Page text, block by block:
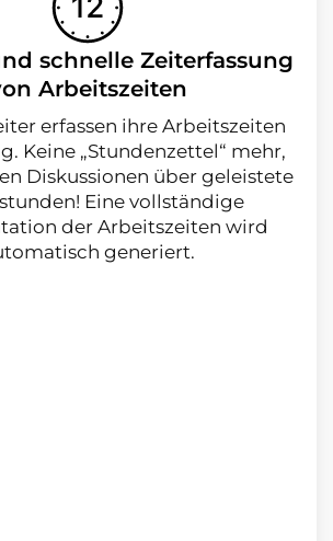
schnelle Zeiterfassung
Arbeitszeiten
erfassen ihre Arbeitszeiten
Keine „Stundenzettel“ mehr,
Diskussionen über geleistete
Eine vollständige
der Arbeitszeiten wird
generiert.